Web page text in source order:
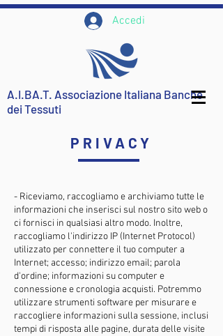
Accedi
A.I.BA.T. Associazione Italiana Banche
dei Tessuti
PRIVACY
- Riceviamo, raccogliamo e archiviamo tutte le
informazioni che inserisci sul nostro sito web o
ci fornisci in qualsiasi altro modo. Inoltre,
raccogliamo l'indirizzo IP (Internet Protocol)
utilizzato per connettere il tuo computer a
Internet; accesso; indirizzo email; parola
d'ordine; informazioni su computer e
connessione e cronologia acquisti. Potremmo
utilizzare strumenti software per misurare e
raccogliere informazioni sulla sessione, inclusi
tempi di risposta alle pagine, durata delle visite